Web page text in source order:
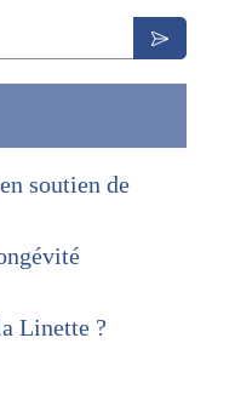
soutien de
Linette ?